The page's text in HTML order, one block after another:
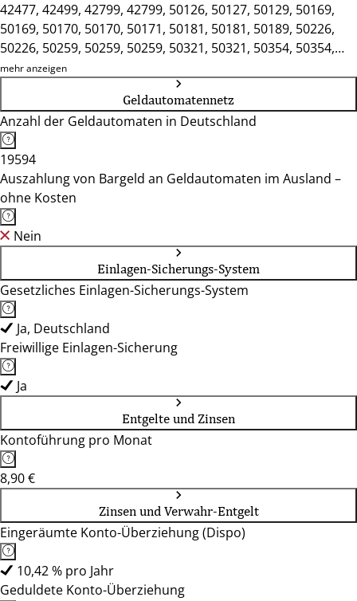
42477, 42499, 42799, 42799, 50126, 50127, 50129, 50169,
50169, 50170, 50170, 50171, 50181, 50181, 50189, 50226,
50226, 50259, 50259, 50259, 50321, 50321, 50354, 50354,
50354, 50354, 50374, 50374, 50389, 50389, 50667, 50769,
51065, 51399, 51399, 51427, 51429, 51465, 51467, 51469,
51491, 51491, 51503, 51503, 51515, 51519, 51545, 51570,
51580, 51580, 51580, 51597, 51688, 51709, 51766, 51766,
51789, 51789, 53332, 53332, 53340, 53343, 53347, 53347,
53359, 53604, 53604, 53639, 53639, 53721, 53721, 53757,
53757, 53773, 53773, 53773, 53773, 53783, 53797, 53797,
53804, 53809, 53819, 53819, 53840, 53840, 53842, 53844,
53859, 53859, 53913, 53913
mehr anzeigen
Geldautomatennetz
Anzahl der Geldautomaten in Deutschland
19594
Auszahlung von Bargeld an Geldautomaten im Ausland –
ohne Kosten
Nein
Einlagen-Sicherungs-System
Gesetzliches Einlagen-Sicherungs-System
Ja, Deutschland
Freiwillige Einlagen-Sicherung
Ja
Entgelte und Zinsen
Kontoführung pro Monat
8,90 €
Zinsen und Verwahr-Entgelt
Eingeräumte Konto-Überziehung (Dispo)
10,42 % pro Jahr
Geduldete Konto-Überziehung